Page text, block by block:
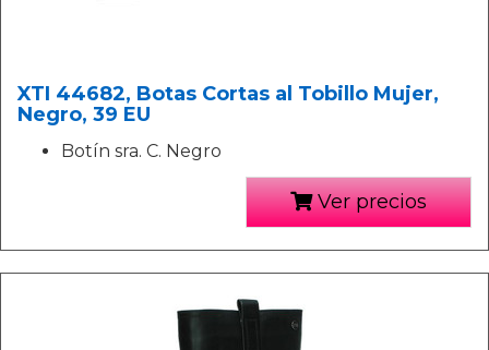
XTI 44682, Botas Cortas al Tobillo Mujer,
Negro, 39 EU
Botín sra. C. Negro
Ver precios